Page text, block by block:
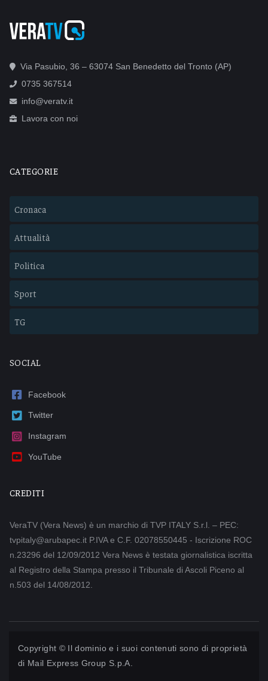
Via Pasubio, 36 – 63074 San Benedetto del Tronto (AP)
0735 367514
info@veratv.it
Lavora con noi
CATEGORIE
Cronaca
Attualità
Politica
Sport
TG
SOCIAL
Facebook
Twitter
Instagram
YouTube
CREDITI
VeraTV (Vera News) è un marchio di TVP ITALY S.r.l. – PEC:
tvpitaly@arubapec.it P.IVA e C.F. 02078550445 - Iscrizione ROC
n.23296 del 12/09/2012 Vera News è testata giornalistica iscritta
al Registro della Stampa presso il Tribunale di Ascoli Piceno al
n.503 del 14/08/2012.
Copyright © Il dominio e i suoi contenuti sono di proprietà
di Mail Express Group S.p.A.